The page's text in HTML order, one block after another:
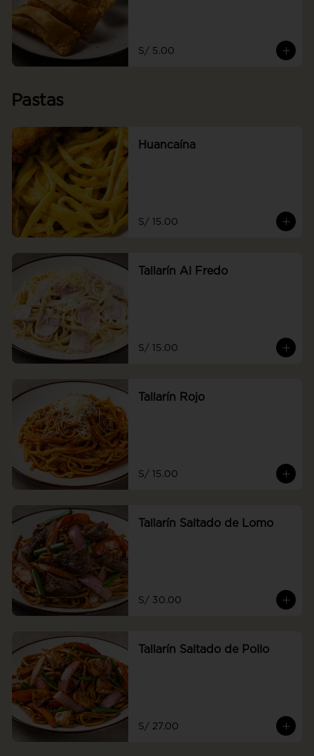
S/ 5.00
Pastas
Huancaína
S/ 15.00
Tallarín Al Fredo
S/ 15.00
Tallarín Rojo
S/ 15.00
Tallarín Saltado de Lomo
S/ 30.00
Tallarín Saltado de Pollo
S/ 27.00